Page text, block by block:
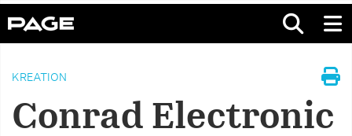
KREATION
Conrad Electronic